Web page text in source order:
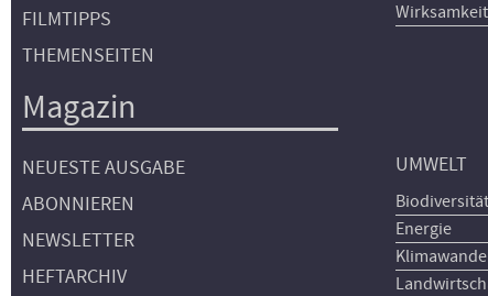
FILMTIPPS
THEMENSEITEN
Magazin
NEUESTE AUSGABE
ABONNIEREN
NEWSLETTER
HEFTARCHIV
Wirksamkeit
UMWELT
Biodiversität
Energie